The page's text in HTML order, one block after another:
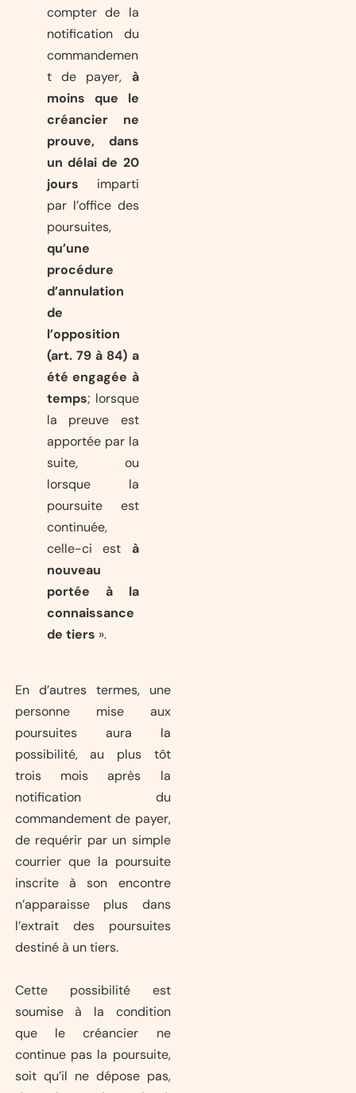
compter de la
notification du
commandemen
t de payer, à
moins que le
créancier ne
prouve, dans
un délai de 20
jours imparti
par l’office des
poursuites,
qu’une
procédure
d’annulation
de
l’opposition
(art. 79 à 84) a
été engagée à
temps; lorsque
la preuve est
apportée par la
suite, ou
lorsque la
poursuite est
continuée,
celle-ci est à
nouveau
portée à la
connaissance
de tiers ».
En d’autres termes, une
personne mise aux
poursuites aura la
possibilité, au plus tôt
trois mois après la
notification du
commandement de payer,
de requérir par un simple
courrier que la poursuite
inscrite à son encontre
n’apparaisse plus dans
l’extrait des poursuites
destiné à un tiers.
Cette possibilité est
soumise à la condition
que le créancier ne
continue pas la poursuite,
soit qu’il ne dépose pas,